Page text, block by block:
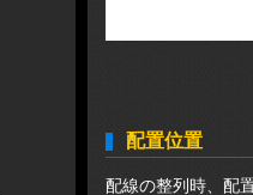
配置位置
配線の整列時、配